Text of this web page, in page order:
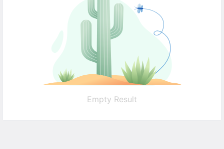
Empty Result